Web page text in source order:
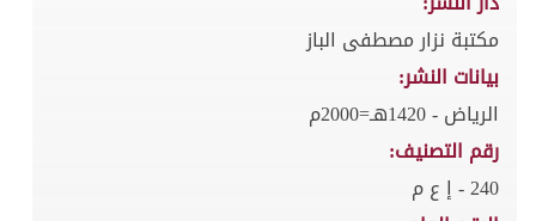
مكتبة نزار مصطفى الباز
بيانات النشر:
الرياض - 1420هـ=2000م
رقم التصنيف:
240 - إ ع م